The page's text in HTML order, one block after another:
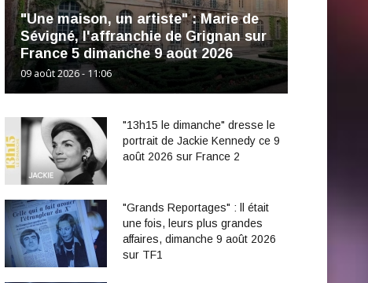
"Une maison, un artiste" : Marie de
Sévigné, l'affranchie de Grignan sur
France 5 dimanche 9 août 2026
09 août 2026 - 11:06
"13h15 le dimanche" dresse le
portrait de Jackie Kennedy ce 9
août 2026 sur France 2
"Grands Reportages" : ll était
une fois, leurs plus grandes
affaires, dimanche 9 août 2026
sur TF1